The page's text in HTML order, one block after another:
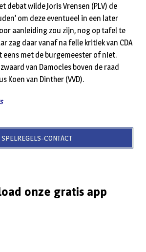
debat wilde Joris Vrensen (PLV) de
om deze eventueel in een later
aanleiding zou zijn, nog op tafel te
zag daar vanaf na felle kritiek van CDA
eens met de burgemeester of niet.
van Damocles boven de raad
Koen van Dinther (VVD).
SPELREGELS-CONTACT
onze gratis app